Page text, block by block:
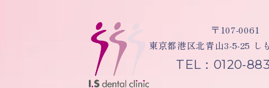
〒107-0061
東京都港区北青山3-5-25 し
TEL：0120-